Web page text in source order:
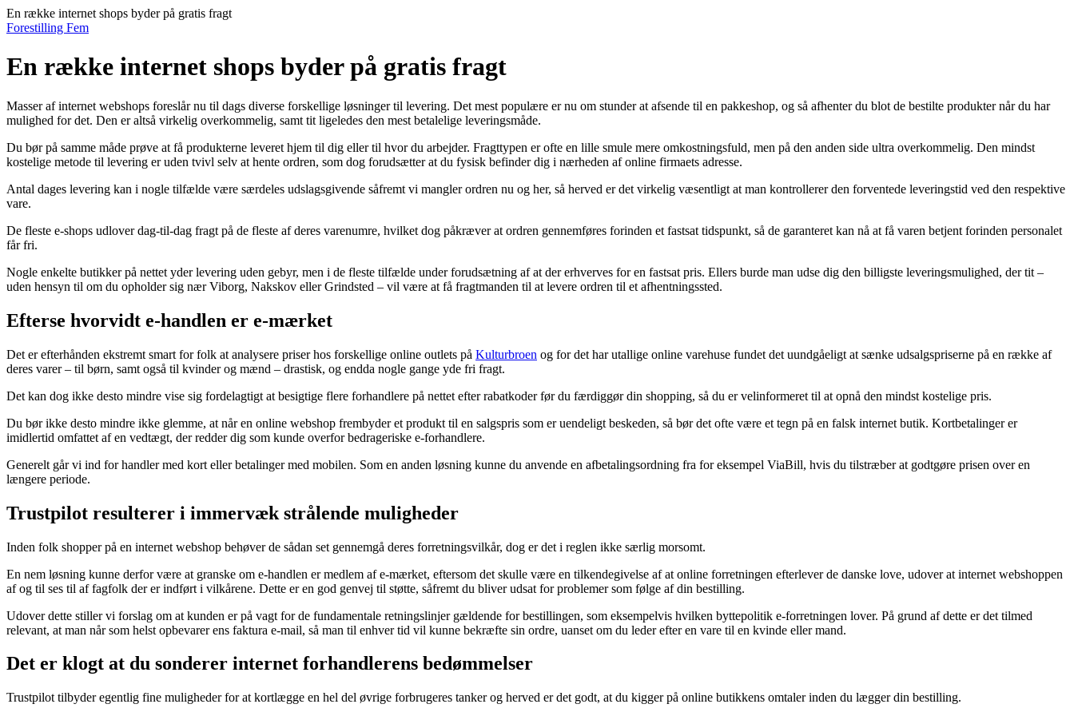
En række internet shops byder på gratis fragt
Forestilling Fem
En række internet shops byder på gratis fragt
Masser af internet webshops foreslår nu til dags diverse forskellige løsninger til levering. Det mest populære er nu om stunder at afsende til en pakkeshop, og så afhenter du blot de bestilte produkter når du har
mulighed for det. Den er altså virkelig overkommelig, samt tit ligeledes den mest betalelige leveringsmåde.
Du bør på samme måde prøve at få produkterne leveret hjem til dig eller til hvor du arbejder. Fragttypen er ofte en lille smule mere omkostningsfuld, men på den anden side ultra overkommelig. Den mindst
kostelige metode til levering er uden tvivl selv at hente ordren, som dog forudsætter at du fysisk befinder dig i nærheden af online firmaets adresse.
Antal dages levering kan i nogle tilfælde være særdeles udslagsgivende såfremt vi mangler ordren nu og her, så herved er det virkelig væsentligt at man kontrollerer den forventede leveringstid ved den respektive
vare.
De fleste e-shops udlover dag-til-dag fragt på de fleste af deres varenumre, hvilket dog påkræver at ordren gennemføres forinden et fastsat tidspunkt, så de garanteret kan nå at få varen betjent forinden personalet
får fri.
Nogle enkelte butikker på nettet yder levering uden gebyr, men i de fleste tilfælde under forudsætning af at der erhverves for en fastsat pris. Ellers burde man udse dig den billigste leveringsmulighed, der tit –
uden hensyn til om du opholder sig nær Viborg, Nakskov eller Grindsted – vil være at få fragtmanden til at levere ordren til et afhentningssted.
Efterse hvorvidt e-handlen er e-mærket
Det er efterhånden ekstremt smart for folk at analysere priser hos forskellige online outlets på Kulturbroen og for det har utallige online varehuse fundet det uundgåeligt at sænke udsalgspriserne på en række af
deres varer – til børn, samt også til kvinder og mænd – drastisk, og endda nogle gange yde fri fragt.
Det kan dog ikke desto mindre vise sig fordelagtigt at besigtige flere forhandlere på nettet efter rabatkoder før du færdiggør din shopping, så du er velinformeret til at opnå den mindst kostelige pris.
Du bør ikke desto mindre ikke glemme, at når en online webshop frembyder et produkt til en salgspris som er uendeligt beskeden, så bør det ofte være et tegn på en falsk internet butik. Kortbetalinger er
imidlertid omfattet af en vedtægt, der redder dig som kunde overfor bedrageriske e-forhandlere.
Generelt går vi ind for handler med kort eller betalinger med mobilen. Som en anden løsning kunne du anvende en afbetalingsordning fra for eksempel ViaBill, hvis du tilstræber at godtgøre prisen over en
længere periode.
Trustpilot resulterer i immervæk strålende muligheder
Inden folk shopper på en internet webshop behøver de sådan set gennemgå deres forretningsvilkår, dog er det i reglen ikke særlig morsomt.
En nem løsning kunne derfor være at granske om e-handlen er medlem af e-mærket, eftersom det skulle være en tilkendegivelse af at online forretningen efterlever de danske love, udover at internet webshoppen
af og til ses til af fagfolk der er indført i vilkårene. Dette er en god genvej til støtte, såfremt du bliver udsat for problemer som følge af din bestilling.
Udover dette stiller vi forslag om at kunden er på vagt for de fundamentale retningslinjer gældende for bestillingen, som eksempelvis hvilken byttepolitik e-forretningen lover. På grund af dette er det tilmed
relevant, at man når som helst opbevarer ens faktura e-mail, så man til enhver tid vil kunne bekræfte sin ordre, uanset om du leder efter en vare til en kvinde eller mand.
Det er klogt at du sonderer internet forhandlerens bedømmelser
Trustpilot tilbyder egentlig fine muligheder for at kortlægge en hel del øvrige forbrugeres tanker og herved er det godt, at du kigger på online butikkens omtaler inden du lægger din bestilling.